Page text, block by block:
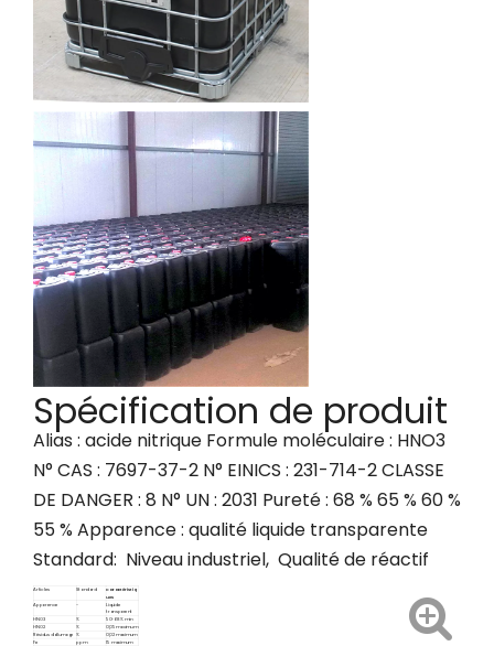
Spécification de produit
Alias : acide nitrique Formule moléculaire : HNO3
N° CAS : 7697-37-2 N° EINICS : 231-714-2 CLASSE
DE DANGER : 8 N° UN : 2031 Pureté : 68 % 65 % 60 %
55 % Apparence : qualité liquide transparente
Standard: Niveau industriel, Qualité de réactif
Articles Standard
Caractéristiq
ues
Apparence
-
Liquide
transparent
HNO3
%
50-68 % min
HNO2
%
0,05 maximum
Résidus d'allumage %
0,02 maximum
Fe
ppm 15 maximum